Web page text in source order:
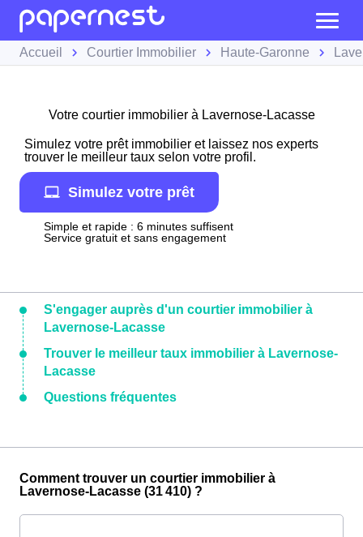
Accueil Courtier Immobilier Haute-Garonne
Votre courtier immobilier à Lavernose-Lacasse
Simulez votre prêt immobilier et laissez nos experts
trouver le meilleur taux selon votre profil.
Simulez votre prêt
Simple et rapide : 6 minutes suffisent
Service gratuit et sans engagement
S'engager auprès d'un courtier immobilier à
Lavernose-Lacasse
Trouver le meilleur taux immobilier à Lavernose-
Lacasse
Questions fréquentes
Comment trouver un courtier immobilier à
Lavernose-Lacasse (31 410) ?